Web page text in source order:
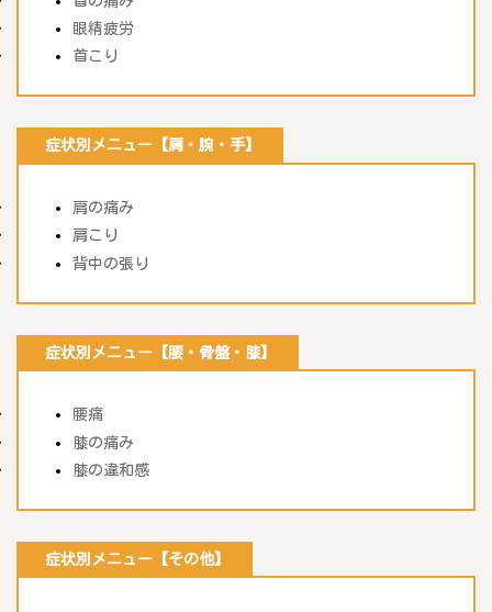
眼精疲労
首こり
症状別メニュー【肩・腕・手】
肩の痛み
肩こり
背中の張り
症状別メニュー【腰・骨盤・膝】
腰痛
膝の痛み
膝の違和感
症状別メニュー【その他】